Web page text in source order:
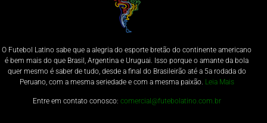
O Futebol Latino sabe que a alegria do esporte bretão do continente americano
é bem mais do que Brasil, Argentina e Uruguai. Isso porque o amante da bola
quer mesmo é saber de tudo, desde a final do Brasileirão até a 5a rodada do
Peruano, com a mesma seriedade e com a mesma paixão. Leia Mais
Entre em contato conosco: comercial@futebolatino.com.br